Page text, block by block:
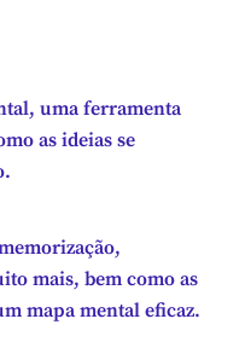
uma ferramenta
as ideias se
mais, bem como as
mapa mental eficaz.